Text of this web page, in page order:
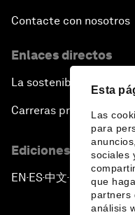
Esta
Las
para
sociales
que
partners
análisis
Contacte con nosotros
Enlaces directos
La sostenibilidad en el
Carreras profesionales
Ediciones en otros
EN ▪ES▪中文▪ 日本語